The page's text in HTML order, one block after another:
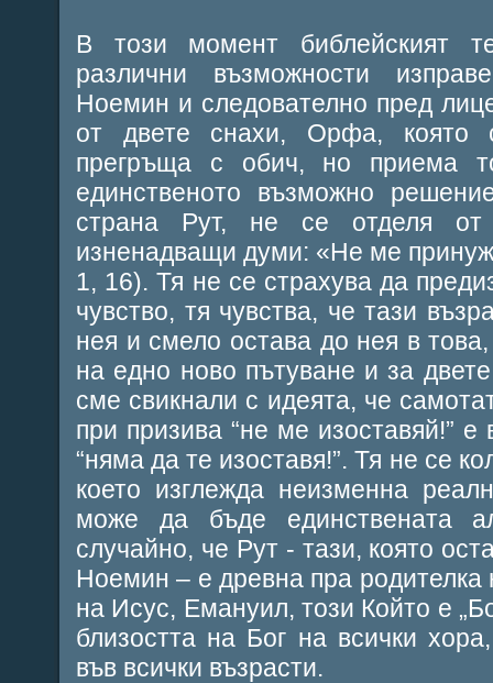
В този момент библейският
различни възможности
Ноемин и следователно пред
от двете снахи, Орфа,
прегръща с обич, но приема
единственото възможно
страна Рут, не се отделя
изненадващи думи: «Не ме
1, 16). Тя не се страхува да
чувство, тя чувства, че тази
нея и смело остава до нея в
на едно ново пътуване и за
сме свикнали с идеята, че
при призива “не ме изоставяй!”
“няма да те изоставя!”. Тя не се
което изглежда неизменна
може да бъде единствената
случайно, че Рут - тази, която
Ноемин – е древна пра
на Исус, Емануил, този Който е
близостта на Бог на всички
във всички възрасти.